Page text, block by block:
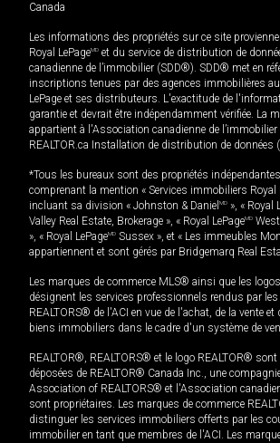
Canada
Les informations des propriétés sur ce site
Royal LePageMD et du service de distribution de
canadienne de l’immobilier (SDD®). SDD® met en
inscriptions tenues par des agences immobilières
LePage et ses distributeurs. L'exactitude de
garantie et devrait être indépendamment vérifiée. La
appartient à l'Association canadienne de l’immobilier
REALTOR.ca Installation de distribution de données
*Tous les bureaux sont des propriétés
comprenant la mention « Services immobiliers Royal
incluant sa division « Johnston & Daniel MD », « Royal
Valley Real Estate, Brokerage », « Royal LePageMD
», « Royal LePageMD Sussex », et « Les immeubles
appartiennent et sont gérés par Bridgemarq Real
Les marques de commerce MLS® ainsi que les
désignent les services professionnels rendus par
REALTORS® de l'ACI en vue de l'achat, de la vente et
biens immobiliers dans le cadre d'un système de
REALTOR®, REALTORS® et le logo REALTOR®
déposées de REALTOR® Canada Inc., une
Association of REALTORS® et l'Association
sont propriétaires. Les marques de commerce
distinguer les services immobiliers offerts par les
immobilier en tant que membres de l'ACI. Les